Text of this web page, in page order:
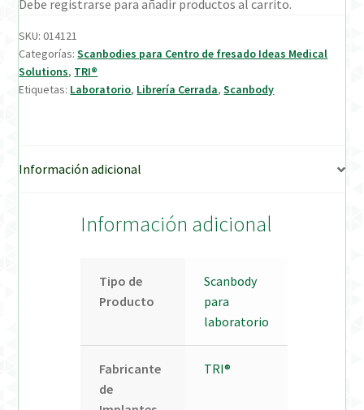
Productos Favoritos
Uso previsto
Verification Required
Debe registrarse para añadir productos al carrito.
SKU:014121
Categorías:Scanbodies para Centro de fresado Ideas Medical
Solutions, TRI®
Etiquetas: Laboratorio, Librería Cerrada,Scanbody
Información adicional
Información adicional
Tipo de
Producto
Scanbody
para
laboratorio
Fabricante
de
TRI®